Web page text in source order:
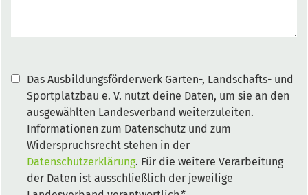
Das Ausbildungsförderwerk Garten-, Landschafts- und
Sportplatzbau e. V. nutzt deine Daten, um sie an den
ausgewählten Landesverband weiterzuleiten.
Informationen zum Datenschutz und zum
Widerspruchsrecht stehen in der
Datenschutzerklärung. Für die weitere Verarbeitung
der Daten ist ausschließlich der jeweilige